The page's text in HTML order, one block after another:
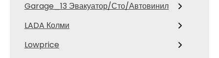
Garage_13 Эвакуатор/Сто/Автовинил
LADA Колми
Lowprice